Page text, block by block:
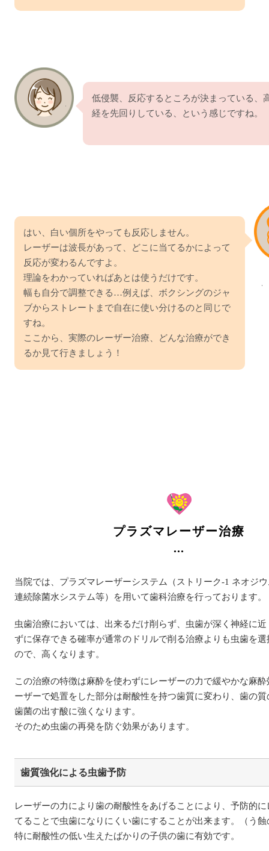
低侵襲、反応するところが決まっている、
経を先回りしている、という感じですね。
はい、白い個所をやっても反応しません。
レーザーは波長があって、どこに当てるかによって
反応が変わるんですよ。
理論をわかっていればあとは使うだけです。
幅も自分で調整できる…例えば、ボクシングのジャ
ブからストレートまで自在に使い分けるのと同じで
すね。
ここから、実際のレーザー治療、どんな治療ができ
るか見て行きましょう！
プラズマレーザー治療
当院では、プラズマレーザーシステム（ストリーク-1 ネオジ
連続除菌水システム等）を用いて歯科治療を行っております。
虫歯治療においては、出来るだけ削らず、虫歯が深く神経に
ずに保存できる確率が通常のドリルで削る治療よりも虫歯を
ので、高くなります。
この治療の特徴は麻酔を使わずにレーザーの力で緩やかな麻
ーザーで処置をした部分は耐酸性を持つ歯質に変わり、歯の
歯菌の出す酸に強くなります。
そのため虫歯の再発を防ぐ効果があります。
歯質強化による虫歯予防
レーザーの力により歯の耐酸性をあげることにより、予防的
てることで虫歯になりにくい歯にすることが出来ます。（う
特に耐酸性の低い生えたばかりの子供の歯に有効です。